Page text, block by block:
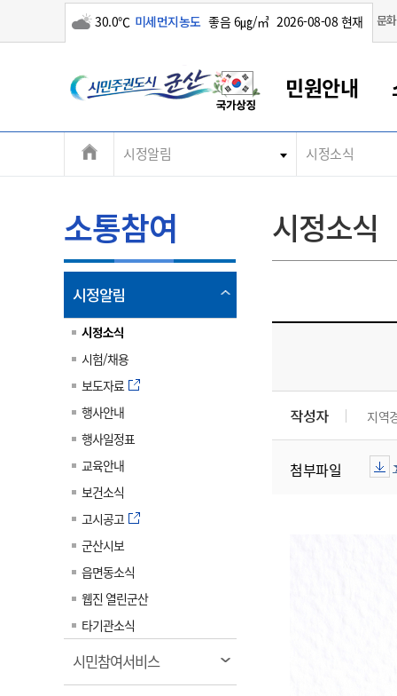
구름많음
30.0℃ 미세먼지농도 좋음 6㎍/㎥ 2026-08-08 현재 문
시
민
주
권
도
시
군
산
체
민원안내
민원안내
대표전화 063-454-4000
부서 및 담당자 연락처
전화번호안내
찾아오시는길
민원창구안내
민원수수료
종합민원창구
민원편의제도
소통참여
대표전화 063-454-4000
부서 및 담당자 연락처
전화번호안내
찾아오시는길
시정알림
시험/채용
보도자료
고시공고
군산시보
웹진 열린군산
생활복지
대표전화 063-454-4000
부서 및 담당자 연락처
전화번호안내
찾아오시는길
복지/보건
통합돌봄
주민복지
사회서비스(바우처)
장사정보
경제산업
대표전화 063-454-4000
부서 및 담당자 연락처
전화번호안내
찾아오시는길
군산사랑상품권
상품권 공지사항
상품권 Q&A
정보공개
대표전화 063-454-4000
부서 및 담당자 연락처
전화번호안내
찾아오시는길
정보공개제도
비공개대상정보
불복구제절차
계약정보공개
입찰/계약정보
용역과제
군산새만금
대표전화 063-454-4000
부서 및 담당자 연락처
전화번호안내
찾아오시는길
군산에서 시작되는 새만금
군산소개
대표전화 063-454-4000
부서 및 담당자 연락처
전화번호안내
찾아오시는길
군산시 비전
전북소개
대표전화 063-454-4000
부서 및 담당자 연락처
전화번호안내
찾아오시는길
전북특별자치도 소개
전북특별자치도 용어 Q&A
시정알림 시정소식
소통참여
시정알림
림
시정소식
시험/채용
보도자료
행사안내
행사일정표
교육안내
보건소식
고시공고
군산시보
읍면동소식
웹진 열린군산
타기관소식
시민참여서비스열
림
시정소식
작성자 지역
첨부파일